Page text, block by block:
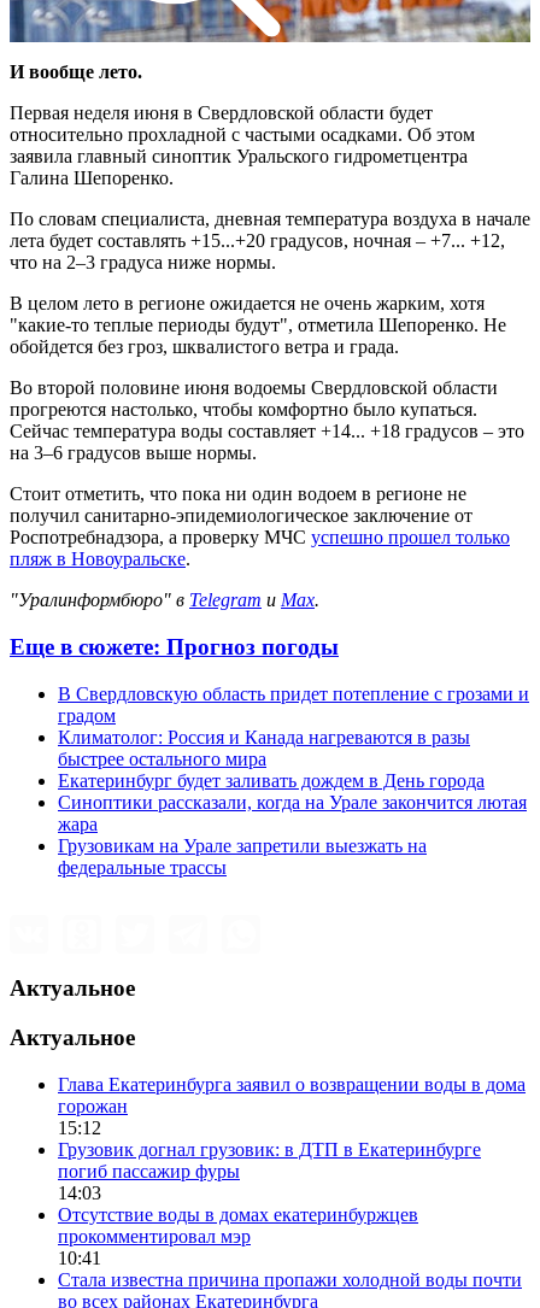
И вообще лето.
Первая неделя июня в Свердловской области будет
относительно прохладной с частыми осадками. Об этом
заявила главный синоптик Уральского гидрометцентра
Галина Шепоренко.
По словам специалиста, дневная температура воздуха в начале
лета будет составлять +15...+20 градусов, ночная – +7... +12,
что на 2–3 градуса ниже нормы.
В целом лето в регионе ожидается не очень жарким, хотя
"какие-то теплые периоды будут", отметила Шепоренко. Не
обойдется без гроз, шквалистого ветра и града.
Во второй половине июня водоемы Свердловской области
прогреются настолько, чтобы комфортно было купаться.
Сейчас температура воды составляет +14... +18 градусов – это
на 3–6 градусов выше нормы.
Стоит отметить, что пока ни один водоем в регионе не
получил санитарно-эпидемиологическое заключение от
Роспотребнадзора, а проверку МЧС успешно прошел только
пляж в Новоуральске.
"Уралинформбюро" в Telegram и Max.
Еще в сюжете: Прогноз погоды
В Свердловскую область придет потепление с грозами и
градом
Климатолог: Россия и Канада нагреваются в разы
быстрее остального мира
Екатеринбург будет заливать дождем в День города
Синоптики рассказали, когда на Урале закончится лютая
жара
Грузовикам на Урале запретили выезжать на
федеральные трассы
Актуальное
Актуальное
Глава Екатеринбурга заявил о возвращении воды в дома
горожан
15:12
Грузовик догнал грузовик: в ДТП в Екатеринбурге
погиб пассажир фуры
14:03
Отсутствие воды в домах екатеринбуржцев
прокомментировал мэр
10:41
Стала известна причина пропажи холодной воды почти
во всех районах Екатеринбурга